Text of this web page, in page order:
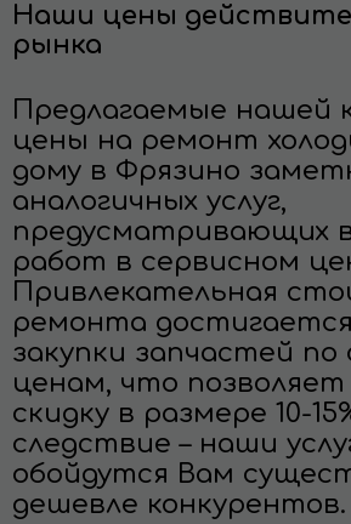
Наши цены
рынка
Предлагаемые нашей
цены на ремонт
дому в Фрязино
аналогичных услуг,
предусматривающих
работ в сервисном
Привлекательная
ремонта
закупки запчастей
ценам, что
скидку в размере 10-
следствие – наши
обойдутся Вам
дешевле конкурентов.